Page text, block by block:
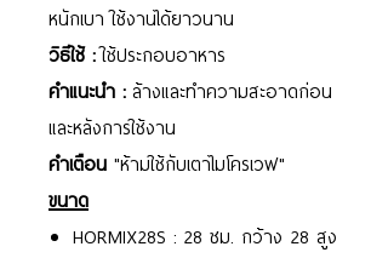
หนักเบา ใช้งานได้ยาวนาน
วิธีใช้ :ใช้ประกอบอาหาร
คำแนะนำ :ล้างและทำความสะอาดก่อน
และหลังการใช้งาน
คำเตือน "ห้ามใช้กับเตาไมโครเวฟ"
ขนาด
HORMIX28S : 28 ซม. กว้าง 28 สูง